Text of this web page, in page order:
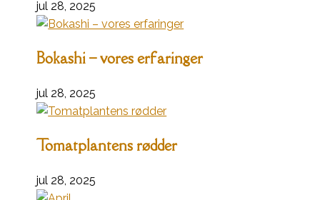
jul 28, 2025
Bokashi – vores erfaringer
jul 28, 2025
Tomatplantens rødder
jul 28, 2025